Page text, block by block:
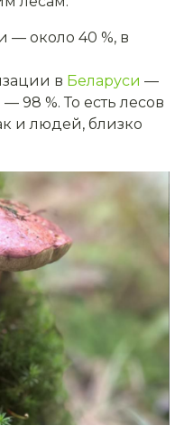
— около 40 %, в
в Беларуси —
— 98 %. То есть лесов
и людей, близко